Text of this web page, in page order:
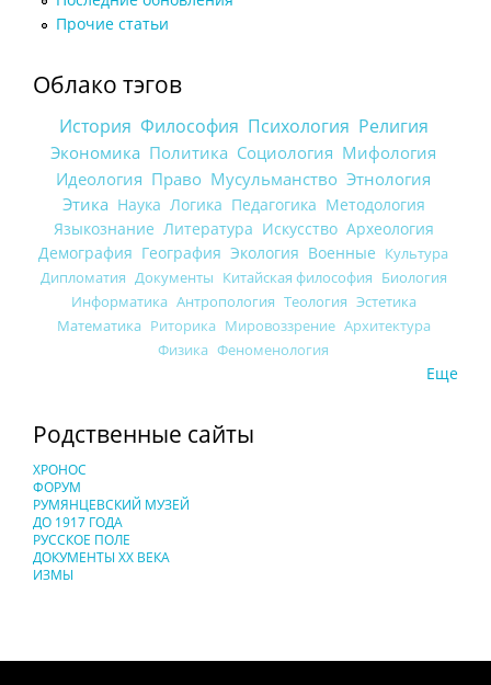
Прочие статьи
Облако тэгов
История Философия Психология Религия
Экономика Политика Социология Мифология
Идеология Право Мусульманство Этнология
Этика Наука Логика Педагогика Методология
Языкознание Литература Искусство Археология
Демография География Экология Военные Культура
Дипломатия Документы Китайская философия Биология
Информатика Антропология Теология Эстетика
Математика Риторика Мировоззрение Архитектура
Физика Феноменология
Еще
Родственные сайты
ХРОНОС
ФОРУМ
РУМЯНЦЕВСКИЙ МУЗЕЙ
ДО 1917 ГОДА
РУССКОЕ ПОЛЕ
ДОКУМЕНТЫ XX ВЕКА
ИЗМЫ